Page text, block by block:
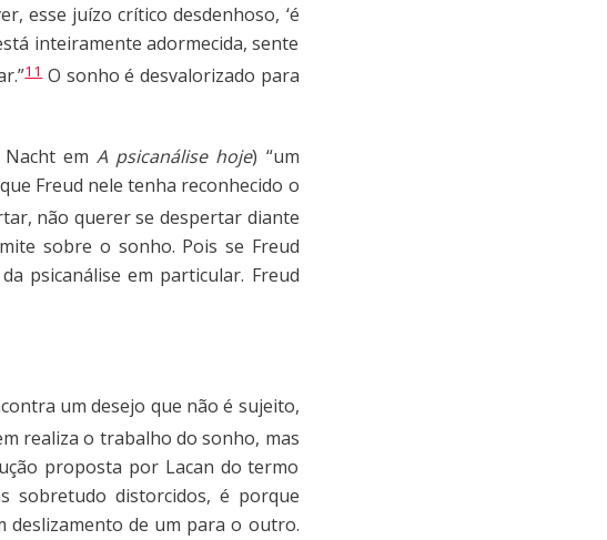
esse juízo crítico desdenhoso, ‘é
inteiramente adormecida, sente
11O sonho é desvalorizado para
em A psicanálise hoje) “um
Freud nele tenha reconhecido o
não querer se despertar diante
sobre o sonho. Pois se Freud
psicanálise em particular. Freud
um desejo que não é sujeito,
realiza o trabalho do sonho, mas
proposta por Lacan do termo
sobretudo distorcidos, é porque
deslizamento de um para o outro.